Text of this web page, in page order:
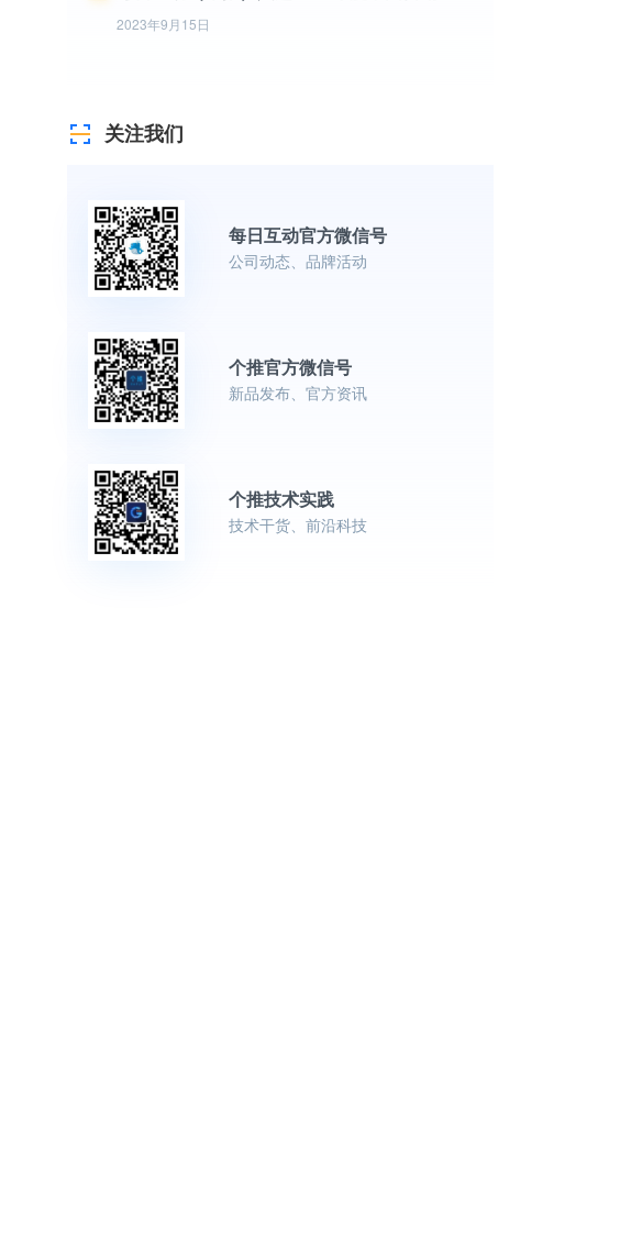
2023年9月15日
关注我们
每日互动官方微信号
公司动态、品牌活动
个推官方微信号
新品发布、官方资讯
个推技术实践
技术干货、前沿科技